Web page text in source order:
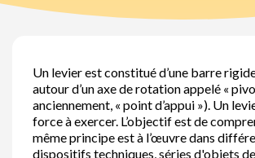
Un levier est constitué d’une barre
autour d’un axe de rotation appelé «
anciennement, « point d’appui »). Un
force à exercer. L’objectif est de
même principe est à l’œuvre dans
dispositifs techniques, séries d'objets